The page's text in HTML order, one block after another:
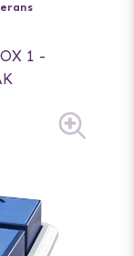
1 -